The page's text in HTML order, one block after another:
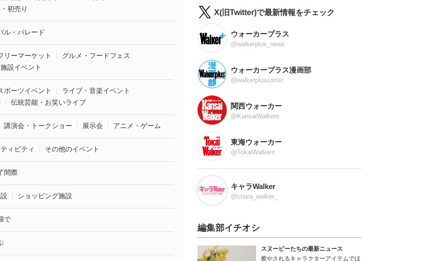
初売り
ル・パレード
リーマーケット
グルメ・フードフェス
設イベント
ポーツイベント
ライブ・音楽イベント
伝統芸能・お笑いライブ
講演会・トークショー 展示会 アニメ・ゲーム
ィビティ その他のイベント
間際
ショッピング施設
で
X(旧Twitter)で最新情報をチェック
ウォーカープラス
@walkerplus_news
ウォーカープラス漫画部
@walkerpluscomic
関西ウォーカー
@KansaiWalkers
東海ウォーカー
@TokaiWalkers
キャラWalker
@chara_walker_
編集部イチオシ
スヌーピーたちの最新ニュース
癒やされるキャラクターアイテムでほ